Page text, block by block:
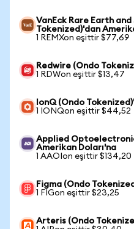
VanEck Rare Earth
Tokenized)'dan
1 REMXon eşittir $77,69
Redwire (Ondo
1 RDWon eşittir $13,47
IonQ (Ondo
1 IONQon eşittir $44,52
Applied
Amerikan Doları'na
1 AAOIon eşittir $134,20
Figma (Ondo
1 FIGon eşittir $23,25
Arteris (Ondo